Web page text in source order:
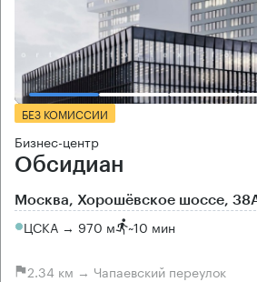
БЕЗ КОМИССИИ
Бизнес-центр
Обсидиан
Москва, Хорошёвское шоссе,
ЦСКА → 970 м ~10 мин
2.34 км → Чапаевский переулок